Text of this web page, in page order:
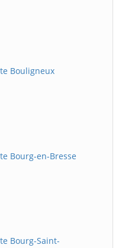
Bouligneux
Bourg-en-Bresse
Bourg-Saint-